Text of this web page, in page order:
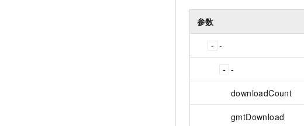
参数
-
-
downloadCount
gmtDownload